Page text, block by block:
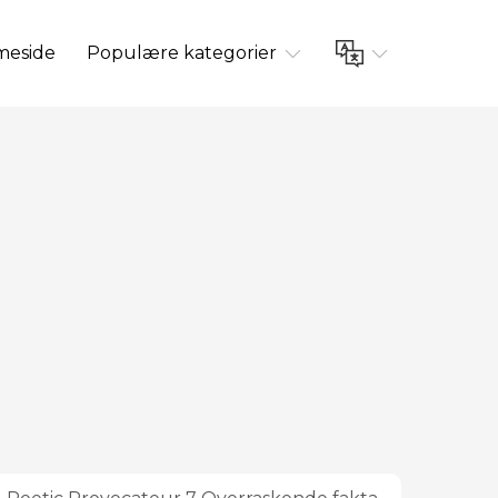
Populære kategorier